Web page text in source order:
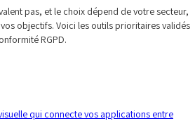
pas, et le choix dépend de votre secteur,
objectifs. Voici les outils prioritaires validés
RGPD.
qui connecte vos applications entre